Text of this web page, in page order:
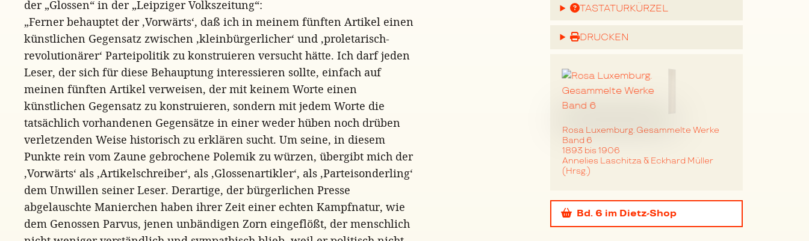
der „Glossen“ in der „Leipziger Volkszeitung“:
„Ferner behauptet der ‚Vorwärts‘, daß ich in meinem fünften Artikel einen
künstlichen Gegensatz zwischen ‚kleinbürgerlicher‘ und ‚proletarisch-
revolutionärer‘ Parteipolitik zu konstruieren versucht hätte. Ich darf jeden
Leser, der sich für diese Behauptung interessieren sollte, einfach auf
meinen fünften Artikel verweisen, der mit keinem Worte einen
künstlichen Gegensatz zu konstruieren, sondern mit jedem Worte die
tatsächlich vorhandenen Gegensätze in einer weder hüben noch drüben
verletzenden Weise historisch zu erklären sucht. Um seine, in diesem
Punkte rein vom Zaune gebrochene Polemik zu würzen, übergibt mich der
‚Vorwärts‘ als ‚Artikelschreiber‘, als ‚Glossenartikler‘, als ‚Parteisonderling‘
dem Unwillen seiner Leser. Derartige, der bürgerlichen Presse
abgelauschte Manierchen haben ihrer Zeit einer echten Kampfnatur, wie
dem Genossen Parvus, jenen unbändigen Zorn eingeflößt, der menschlich
TASTATURKÜRZEL
DRUCKEN
Rosa Luxemburg. Gesammelte Werke
Band 6
1893 bis 1906
Annelies Laschitza & Eckhard Müller
(Hrsg.)
Bd. 6 im Dietz-Shop